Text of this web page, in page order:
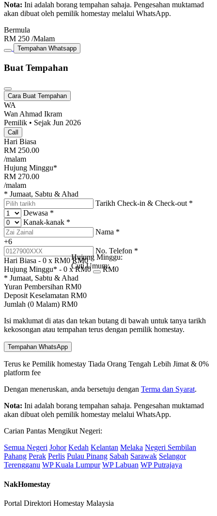
Nota: Ini adalah borang tempahan sahaja. Pengesahan muktamad
akan dibuat oleh pemilik homestay melalui WhatsApp.
Bermula
RM 250 /Malam
Tempahan Whatsapp
Buat Tempahan
Cara Buat Tempahan
WA
Wan Ahmad Ikram
Pemilik • Sejak Jun 2026
Call
Hari Biasa
RM 250.00
/malam
Hujung Minggu*
RM 270.00
/malam
* Jumaat, Sabtu & Ahad
Tarikh Check-in & Check-out *
Dewasa *
Kanak-kanak *
Nama *
+6
No. Telefon *
Hari Biasa - 0 x RM0 RM0
Hujung Minggu* - 0 x RM0
Hujung Minggu:
Cuti Umum:RM0
* Jumaat, Sabtu & Ahad
Yuran Pembersihan RM0
Deposit Keselamatan RM0
Jumlah (0 Malam) RM0
Isi maklumat di atas dan tekan butang di bawah untuk tanya tarikh
kekosongan atau tempahan terus dengan pemilik homestay.
Tempahan WhatsApp
Terus ke Pemilik homestay Tiada Orang Tengah Lebih Jimat & 0%
platform fee
Dengan meneruskan, anda bersetuju dengan Terma dan Syarat.
Nota: Ini adalah borang tempahan sahaja. Pengesahan muktamad
akan dibuat oleh pemilik homestay melalui WhatsApp.
Carian Pantas Mengikut Negeri:
Semua Negeri Johor Kedah Kelantan Melaka Negeri Sembilan
Pahang Perak Perlis Pulau Pinang Sabah Sarawak Selangor
Terengganu WP Kuala Lumpur WP Labuan WP Putrajaya
NakHomestay
Portal Direktori Homestay Malaysia